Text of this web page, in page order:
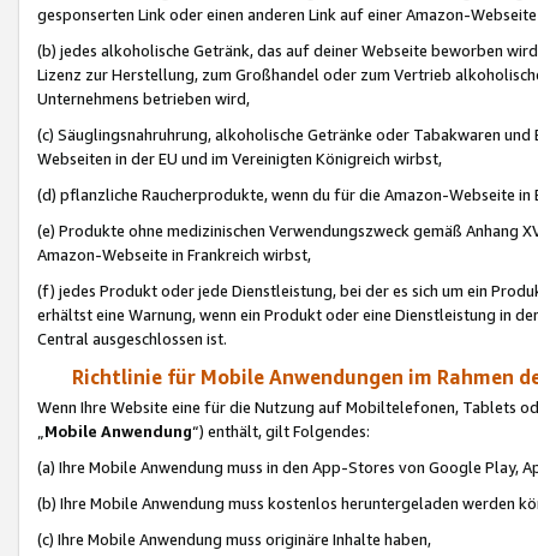
gesponserten Link oder einen anderen Link auf einer Amazon-
(b) jedes alkoholische Getränk, das auf deiner Webseite beworben
Lizenz zur Herstellung, zum Großhandel oder zum Vertrieb
Unternehmens betrieben wird,
(c) Säuglingsnahruhrung, alkoholische Getränke oder Tabakwaren
Webseiten in der EU und im Vereinigten Königreich wirbst,
(d) pflanzliche Raucherprodukte, wenn du für die Amazon-Webseite in
(e) Produkte ohne medizinischen Verwendungszweck gemäß Anhang
Amazon-Webseite in Frankreich wirbst,
(f) jedes Produkt oder jede Dienstleistung, bei der es sich um ein
erhältst eine Warnung, wenn ein Produkt oder eine Dienstleistung in
Central ausgeschlossen ist.
Richtlinie für Mobile Anwendungen im Rahmen
Wenn Ihre Website eine für die Nutzung auf Mobiltelefonen, Tablets
„Mobile Anwendung“) enthält, gilt Folgendes:
(a) Ihre Mobile Anwendung muss in den App-Stores von Google Play,
(b) Ihre Mobile Anwendung muss kostenlos heruntergeladen werden
(c) Ihre Mobile Anwendung muss originäre Inhalte haben,